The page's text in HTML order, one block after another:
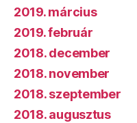
2019. március
2019. február
2018. december
2018. november
2018. szeptember
2018. augusztus